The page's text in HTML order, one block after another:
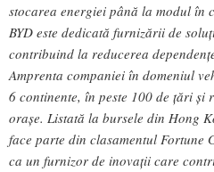
stocarea energiei până la modul în
BYD este dedicată furnizării de
contribuind la reducerea
Amprenta companiei în domeniul
6 continente, în peste 100 de țări și
orașe. Listată la bursele din Hong
face parte din clasamentul Fortune
ca un furnizor de inovații care